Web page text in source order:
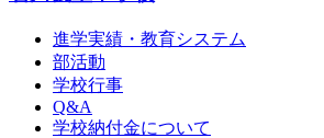
進学実績・教育システム
部活動
学校行事
Q&A
学校納付金について